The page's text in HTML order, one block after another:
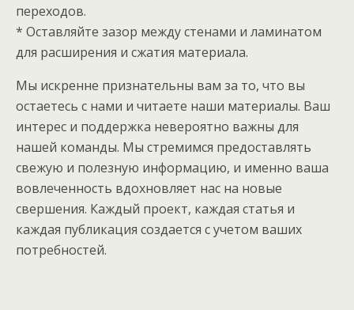
переходов.
* Оставляйте зазор между стенами и ламинатом
для расширения и сжатия материала.
Мы искренне признательны вам за то, что вы
остаетесь с нами и читаете наши материалы. Ваш
интерес и поддержка невероятно важны для
нашей команды. Мы стремимся предоставлять
свежую и полезную информацию, и именно ваша
вовлеченность вдохновляет нас на новые
свершения. Каждый проект, каждая статья и
каждая публикация создается с учетом ваших
потребностей.